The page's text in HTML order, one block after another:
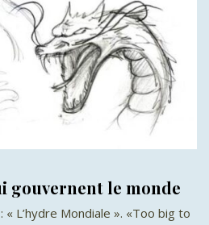
gouvernent le monde
L’hydre Mondiale ». «Too big to